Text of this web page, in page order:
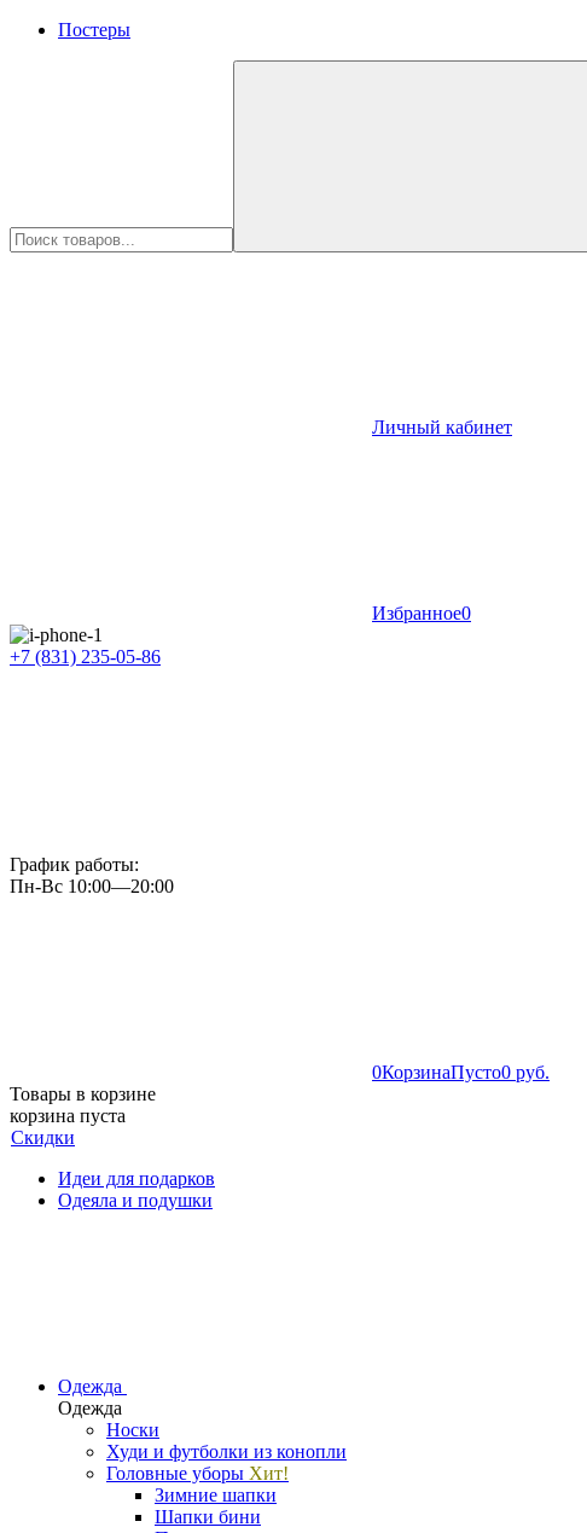
Постеры
Личный кабинет
Избранное0
+7 (831) 235-05-86
График работы:
Пн-Вс 10:00—20:00
0КорзинаПусто0 руб.
Товары в корзине
корзина пуста
Скидки
Идеи для подарков
Одеяла и подушки
Одежда
Одежда
Носки
Худи и футболки из конопли
Головные уборы Хит!
Зимние шапки
Шапки бини